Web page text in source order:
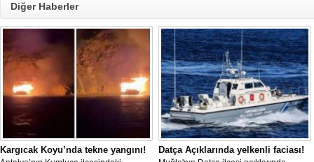
Diğer Haberler
Kargıcak Koyu’nda tekne yangını! Datça Açıklarında yelkenli faciası!